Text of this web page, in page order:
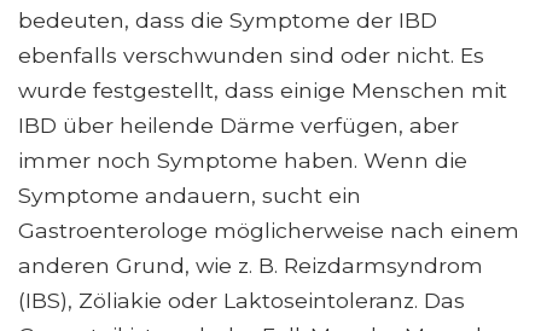
bedeuten, dass die Symptome der IBD
ebenfalls verschwunden sind oder nicht. Es
wurde festgestellt, dass einige Menschen mit
IBD über heilende Därme verfügen, aber
immer noch Symptome haben. Wenn die
Symptome andauern, sucht ein
Gastroenterologe möglicherweise nach einem
anderen Grund, wie z. B. Reizdarmsyndrom
(IBS), Zöliakie oder Laktoseintoleranz. Das